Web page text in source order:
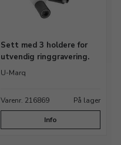
Sett med 3 holdere for
utvendig ringgravering.
U-Marq
Varenr. 216869 På lager
Info